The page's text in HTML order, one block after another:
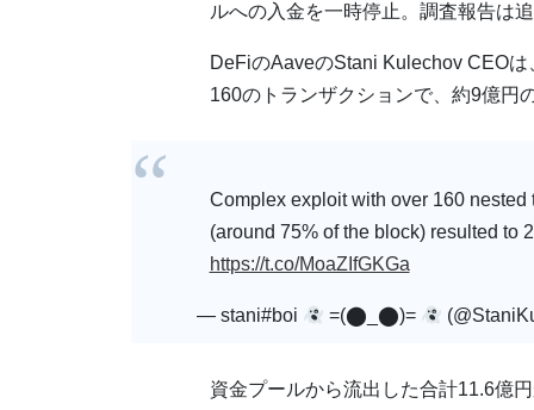
ルへの入金を一時停止。調査報告は
DeFiのAaveのStani Kulechov CEO
160のトランザクションで、約9億円
Complex exploit with over 160
(around 75% of the block) resulted to
https://t.co/MoaZIfGKGa
— stani#boi =(⬤_⬤)=
資金プールから流出した合計11.6億